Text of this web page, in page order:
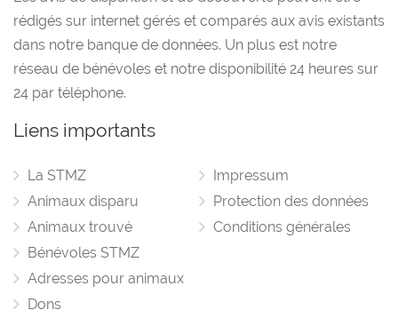
rédigés sur internet gérés et comparés aux avis existants
dans notre banque de données. Un plus est notre
réseau de bénévoles et notre disponibilité 24 heures sur
24 par téléphone.
Liens importants
La STMZ
Animaux disparu
Animaux trouvé
Bénévoles STMZ
Adresses pour animaux
Dons
Impressum
Protection des données
Conditions générales